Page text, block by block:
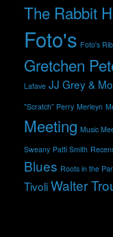
The Rabbit
Foto's Foto's
Gretchen
Lafave JJ Grey &
"Scratch" Perry Merleyn
Meeting Music
Sweany Patti Smith
Blues Roots in the
TivoliWalter